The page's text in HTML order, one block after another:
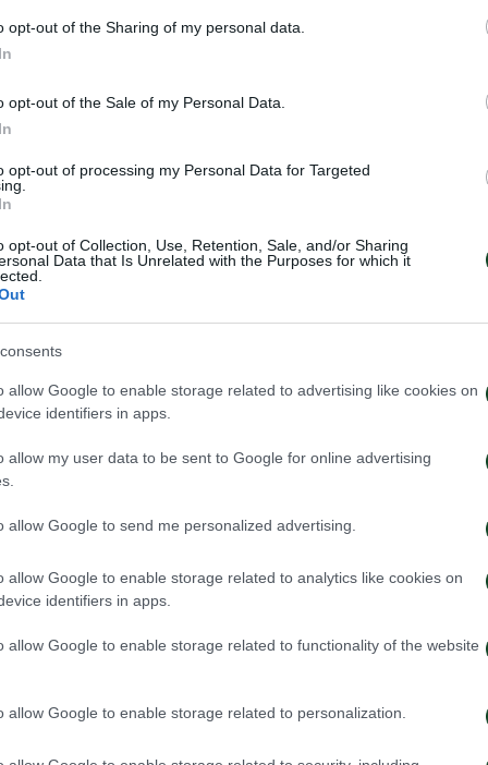
opt-out of the Sharing of my personal data.
opt-out of the Sale of my Personal Data.
opt-out of processing my Personal Data for Targeted
opt-out of Collection, Use, Retention, Sale, and/or Sharing
Data that Is Unrelated with the Purposes for which it
allow Google to enable storage related to advertising like cookies on
identifiers in apps.
allow my user data to be sent to Google for online advertising
allow Google to send me personalized advertising.
allow Google to enable storage related to analytics like cookies on
identifiers in apps.
allow Google to enable storage related to functionality of the website
allow Google to enable storage related to personalization.
2021-22
οικονομικά ενήμερα μέλη του Ερασιτέχνη
αγορά Διαρκείας απαιτείται πιστοποιητικό
Ερασιτέχνη